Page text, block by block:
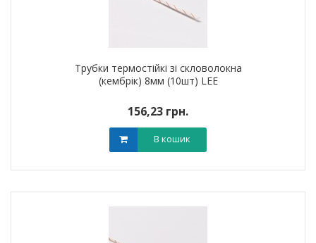
Трубки термостійкі зі скловолокна
(кембрік) 8мм (10шт) LEE
156,23 грн.
В кошик